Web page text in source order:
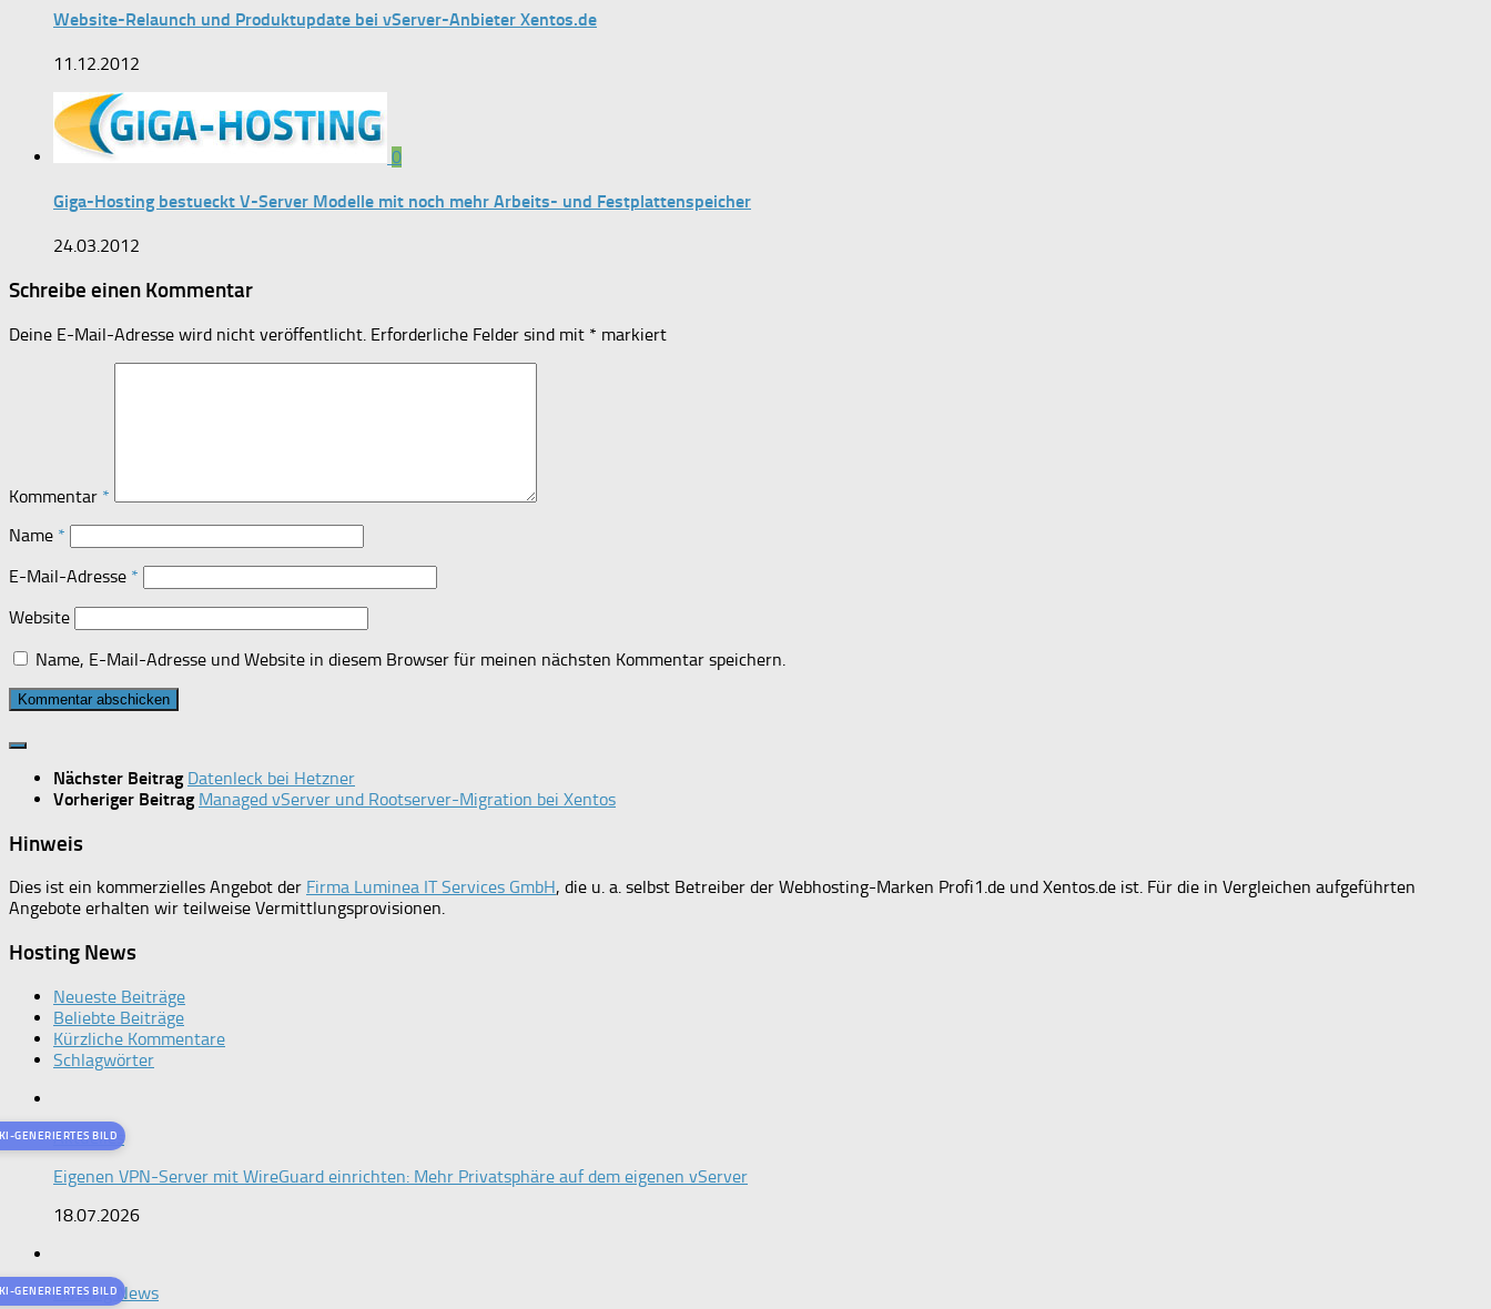
Website-Relaunch und Produktupdate bei vServer-Anbieter Xentos.de
11.12.2012
0
Giga-Hosting bestueckt V-Server Modelle mit noch mehr Arbeits- und Festplattenspeicher
24.03.2012
Schreibe einen Kommentar
Deine E-Mail-Adresse wird nicht veröffentlicht. Erforderliche Felder sind mit * markiert
Kommentar *
Name *
E-Mail-Adresse *
Website
Name, E-Mail-Adresse und Website in diesem Browser für meinen nächsten Kommentar speichern.
Nächster Beitrag Datenleck bei Hetzner
Vorheriger Beitrag Managed vServer und Rootserver-Migration bei Xentos
Hinweis
Dies ist ein kommerzielles Angebot der Firma Luminea IT Services GmbH, die u. a. selbst Betreiber der Webhosting-Marken Profi1.de und Xentos.de ist. Für die in Vergleichen aufgeführten
Angebote erhalten wir teilweise Vermittlungsprovisionen.
Hosting News
Neueste Beiträge
Beliebte Beiträge
Kürzliche Kommentare
Schlagwörter
GENERIERTES BILD
Aktuelles
Eigenen VPN-Server mit WireGuard einrichten: Mehr Privatsphäre auf dem eigenen vServer
18.07.2026
GENERIERTES BILD
Hosting News